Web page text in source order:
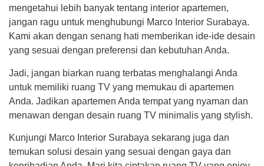
mengetahui lebih banyak tentang interior apartemen,
jangan ragu untuk menghubungi Marco Interior Surabaya.
Kami akan dengan senang hati memberikan ide-ide desain
yang sesuai dengan preferensi dan kebutuhan Anda.
Jadi, jangan biarkan ruang terbatas menghalangi Anda
untuk memiliki ruang TV yang memukau di apartemen
Anda. Jadikan apartemen Anda tempat yang nyaman dan
menawan dengan desain ruang TV minimalis yang stylish.
Kunjungi Marco Interior Surabaya sekarang juga dan
temukan solusi desain yang sesuai dengan gaya dan